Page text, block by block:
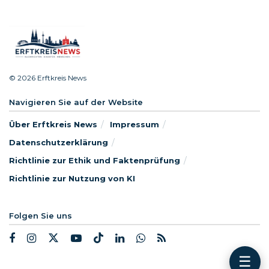
© 2026 Erftkreis News
Navigieren Sie auf der Website
Über Erftkreis News
Impressum
Datenschutzerklärung
Richtlinie zur Ethik und Faktenprüfung
Richtlinie zur Nutzung von KI
Folgen Sie uns
☰